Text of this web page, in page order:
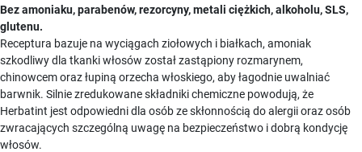
Bez amoniaku, parabenów, rezorcyny, metali ciężkich, alkoholu, SLS,
glutenu.
Receptura bazuje na wyciągach ziołowych i białkach, amoniak
szkodliwy dla tkanki włosów został zastąpiony rozmarynem,
chinowcem oraz łupiną orzecha włoskiego, aby łagodnie uwalniać
barwnik. Silnie zredukowane składniki chemiczne powodują, że
Herbatint jest odpowiedni dla osób ze skłonnością do alergii oraz osób
zwracających szczególną uwagę na bezpieczeństwo i dobrą kondycję
włosów.